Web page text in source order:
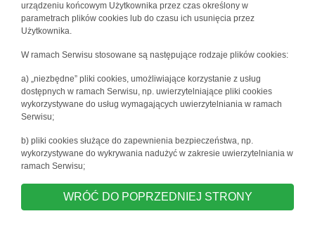
urządzeniu końcowym Użytkownika przez czas określony w
parametrach plików cookies lub do czasu ich usunięcia przez
Użytkownika.
W ramach Serwisu stosowane są następujące rodzaje plików cookies:
a) „niezbędne” pliki cookies, umożliwiające korzystanie z usług
dostępnych w ramach Serwisu, np. uwierzytelniające pliki cookies
wykorzystywane do usług wymagających uwierzytelniania w ramach
Serwisu;
b) pliki cookies służące do zapewnienia bezpieczeństwa, np.
wykorzystywane do wykrywania nadużyć w zakresie uwierzytelniania w
ramach Serwisu;
WRÓĆ DO POPRZEDNIEJ STRONY